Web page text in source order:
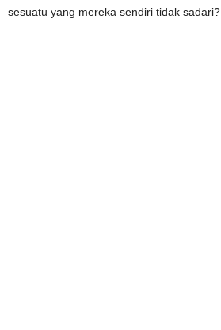
sesuatu yang mereka sendiri tidak sadari?